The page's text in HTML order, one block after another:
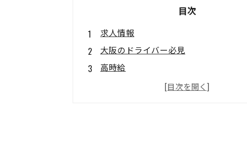
目次
求人情報
大阪のドライバー必見
高時給